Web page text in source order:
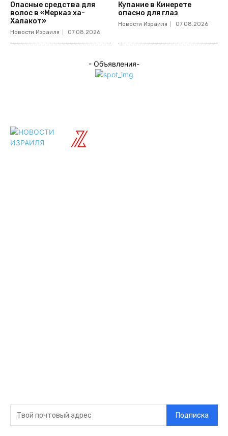
Опасные средства для
волос в «Мерказ ха-
Халакот»
Новости Израиля 07.08.2026
Купание в Кинерете
опасно для глаз
Новости Израиля 07.08.2026
- Объявления-
Подписка